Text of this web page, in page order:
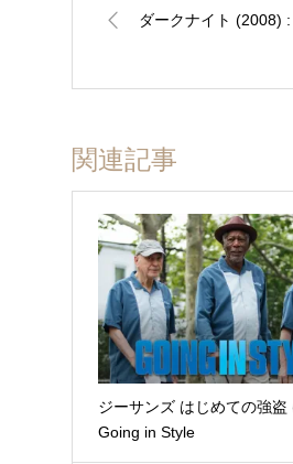
ダークナイト (2008)
関連記事
ジーサンズ はじめての強盗
Going in Style